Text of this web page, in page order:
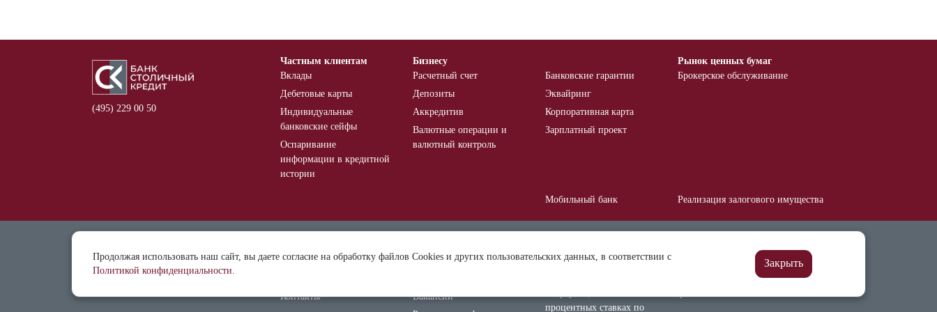
(495) 229 00 50
Частным клиентам
Вклады
Дебетовые карты
Индивидуальные
банковские сейфы
Оспаривание
информации в кредитной
истории
Бизнесу
Расчетный счет
Депозиты
Аккредитив
Валютные операции и
валютный контроль
Банковские гарантии
Эквайринг
Корпоративная карта
Зарплатный проект
Рынок ценных бумаг
Брокерское обслуживание
Мобильный банк Реализация залогового имущества
Документы и тарифы
Контакты
Раскрытие информации
Вакансии
Система страхования
процентных ставках по
Продолжая использовать наш сайт, вы даете согласие на обработку файлов Cookies и других пользовательских данных, в соответствии с
Политикой конфиденциальности.
Закрыть